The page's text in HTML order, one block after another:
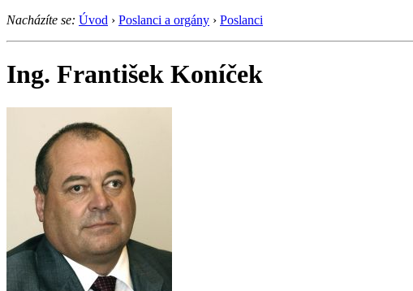
Nacházíte se: Úvod › Poslanci a orgány › Poslanci
Ing. František Koníček